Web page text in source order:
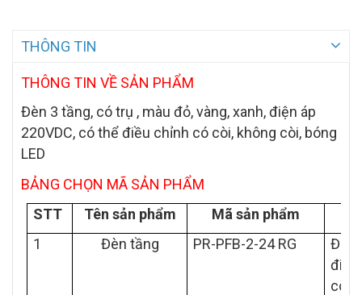
THÔNG TIN
THÔNG TIN VỀ SẢN PHẨM
Đèn 3 tầng, có trụ , màu đỏ, vàng, xanh, điện áp
220VDC, có thể điều chỉnh có còi, không còi, bóng
LED
BẢNG CHỌN MÃ SẢN PHẨM
STT
Tên sản phẩm
Mã sản phẩm
1
Đèn tầng PR-PFB-2-24 RG
Đèn
điện
còi,